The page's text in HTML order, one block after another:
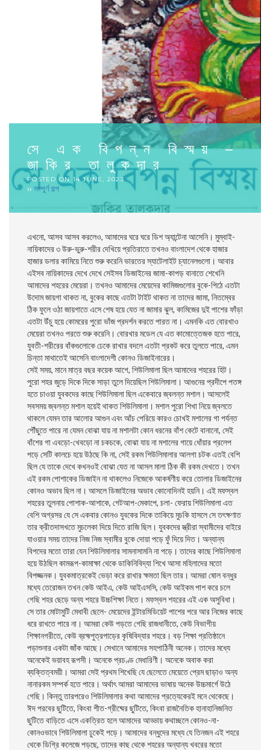
সে এক বিপন্ন বিস্ময় –
জাকির তালুকদার
POSTED ON 14 JUNE, 2023
›› সম্পুর্ণ গল্প
এখনো, আসব আসব করলেও, আমাদের ঘরে ঘরে ডিশ অ্যান্টেনা আসেনি। মুম্বাই-
নায়িকাদের ৩ উরু-ভুরু-শরীর দেখিয়ে প্রতিরাতে তখনও বাংলাদেশ থেকে হাজার
হাজার ডলার কামিয়ে নিতে শুরু করেনি ভারতের স্যাটেলাইট চ্যানেলগুলো। আবার
এইসব নায়িকাদের দেখে দেখে সেইসব ডিজাইনের জামা-কাপড় বানাতে শেখেনি
আমাদের শহরের মেয়েরা। তখনও আমাদের মেয়েদের কামিজগুলোর বুকে-পিঠে এতটা
উদোম জায়গা থাকত না, বুকের কাছে এতটা টাইট থাকত না তাদের জামা, নিতম্বের
ঠিক ফুলে ওঠা জায়গাতে এসে শেষ হয়ে যেত না জামার ঝুল, কামিজের দুই পাশের ফাঁড়া
এতটা উঁচু হয়ে কোমরের পুরো ভাঁজ প্রদর্শন করতে পারত না। এমনকি এত বোরখাও
মেয়েরা তখনও পরতে শুরু করেনি। বোরখার মডেল যে এত কামোত্তেজক হতে পারে,
যুবতী-শরীরের বাঁকগুলোকে ঢেকে রাখার বদলে এতটা প্রকট করে তুলতে পারে, এমন
চিন্তা মাথাতেই আসেনি বাংলাদেশী কোনও ডিজাইনারের।
সেই সময়, মানে মাত্র বছর কয়েক আগে, শিউলিমালা ছিল আমাদের শহরের হিট।
পুরো শহর জুড়ে দিকে দিকে সাড়া তুলে দিয়েছিল শিউলিমালা। আগুনের প্রদীপে পতঙ্গ
হতে চাওয়া যুবকদের কাছে শিউলিমালা ছিল একেবারে জ্বলন্ত মশাল। আসলেই
সবসময় জ্বলন্ত মশাল হয়েই থাকত শিউলিমালা। মশাল পুরো শিখা নিয়ে জ্বলতে
থাকলে যেমন তার আলোর আগুন এবং আঁচ পেরিয়ে কারও চোখই মশালের গা পর্যন্ত
পৌঁছুতে পারে না যেমন বোঝা যায় না মশালটা কোন ধরনের বাঁশ কেটে বানানো, সেই
বাঁশের গা এবড়ো-খেবড়ো না চকচকে, বোঝা যায় না মশালের গায়ে ধোঁয়ার প্রলেপ
পড়ে সেটি কালচে হয়ে উঠছে কি না, সেই রকম শিউলিমালার আলগা চটক এতই বেশি
ছিল যে তাকে দেখে কখনওই বোঝা যেত না আসল মালা ঠিক কী রকম দেখতে। তখন
এই রকম পোশাকের ডিজাইন না থাকলেও নিজেকে আকর্ষণীয় করে তোলার ডিজাইনের
কোনও অভাব ছিল না। আসলে ডিজাইনের অভাব কোনোদিনই হয়নি। এই মফস্বল
শহরের তুলনায় পোশাক-আশাকে, গেটআপ-মেকাপে, চলা- ফেরায় শিউলিমালা এত
বেশি অগ্রসর যে সে একবার কোনও যুবকের দিকে তাকিয়ে মুচকি হাসলে সে তৎক্ষণাত
তার ক্রীতদাসখতে মুচলেকা দিয়ে দিতে রাজি ছিল। যুবকদের স্ত্রীরা স্বামীদের বাইরে
যাওয়ার সময় তাদের নিজ নিজ স্বামীর বুকে দোয়া পড়ে ফুঁ দিয়ে দিত। অন্যান্য
বিপদের মতো তারা যেন শিউলিমালার সামনাসামনি না পড়ে। তাদের কাছে শিউলিমালা
হয়ে উঠছিল কামরূপ-কামাক্ষা থেকে ডাকিনিবিদ্যা শিখে আসা মহিলাদের মতো
বিপজ্জনক। যুবকমাত্রকেই ভেড়া করে রাখার ক্ষমতা ছিল তার। আমরা ষোল বন্ধুর
মধ্যে তেরোজন তখন কেউ আইএ, কেউ আইএসসি, কেউ আইকম পাশ করে চলে
গেছি শহর ছেড়ে অন্য শহরে উচ্চশিক্ষা নিতে। মফস্বল শহরের এই এক অসুবিধা।
সে তার মোটামুটি মেধাবী ছেলে- মেয়েদের ইন্টারমিডিয়েট পাশের পরে আর নিজের কাছে
ধরে রাখতে পারে না। আমরা কেউ পড়তে গেছি রাজধানীতে, কেউ বিভাগীয়
শিক্ষানগরীতে, কেউ ব্রহ্মপুত্রপাড়ের কৃষিবিদ্যার শহরে। বড় শিক্ষা প্রতিষ্ঠানে
পড়াশুনার একটা জাঁক আছে। সেখানে আমাদের সহপাঠিনী অনেক। তাদের মধ্যে
অনেকেই ভয়াবহ রূপসী। অনেকে প্রচণ্ড মেধারিণী। অনেকে অবাক করা
ব্যক্তিত্বময়ী। আমরা সেই প্রথম শিখেছি যে ছেলেতে মেয়েতে প্রেম ছাড়াও অন্য
নানারকম সম্পর্ক হতে পারে। অর্থাৎ আমরা আমাদের ভাষায় অনেক উচ্চমার্গে উঠে
গেছি। কিন্তু তারপরেও শিউলিমালার কথা আমাদের প্রত্যেকেরই মনে থেকেছে।
ঈদ পরবের ছুটিতে, কিংবা শীত-গ্রীষ্মের ছুটিতে, কিংবা রাজনৈতিক হানাহানিজনিত
ছুটিতে বাড়িতে এসে একত্রিত হলে আমাদের আড্ডায় কথাচ্ছলে কোনও-না-
কোনওভাবে শিউলিমালা ঢুকেই পড়ে। আমাদের বন্ধুদের মধ্যে যে তিনজন এই শহরে
থেকে ডিগ্রি কলেজে পড়ছে, তাদের কাছ থেকে শহরের অন্যান্য খবরের মতো